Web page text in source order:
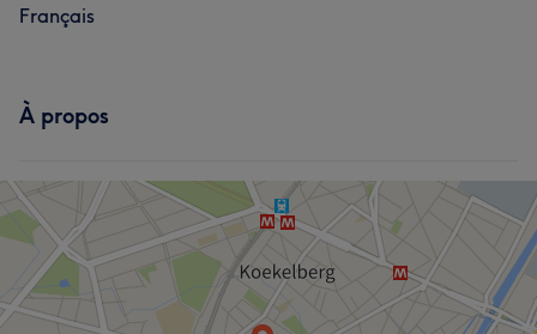
Français
À propos